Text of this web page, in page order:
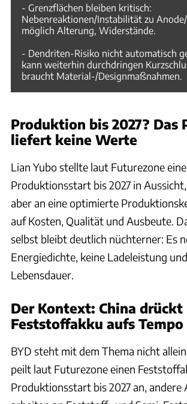
- Grenzflächen bleiben kritisch:
Nebenreaktionen/Instabilität zu
möglich Alterung, Widerstände.
- Dendriten-Risiko nicht automatisch
kann weiterhin durchdringen
braucht Material-/Designmaßnahmen.
Produktion bis 2027? Das
liefert keine Werte
Lian Yubo stellte laut Futurezone
Produktionsstart bis 2027 in
aber an eine optimierte
auf Kosten, Qualität und Ausbeute.
selbst bleibt deutlich nüchterner: Es
Energiedichte, keine Ladeleistung
Lebensdauer.
Der Kontext: China drückt
Feststoffakku aufs Tempo
BYD steht mit dem Thema nicht
peilt laut Futurezone einen
Produktionsstart bis 2027 an, andere